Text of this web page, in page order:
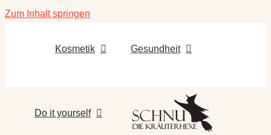
Zum Inhalt springen
Kosmetik Gesundheit
Do it yourself